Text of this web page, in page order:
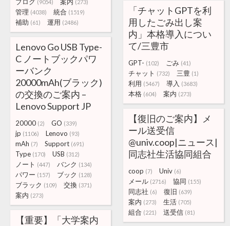
(9054) (273)
管理 (4038) 統合 (1519)
補助 (61) 運用 (2486)
「チャットGPTを利
用したごみ出し案
内」本格導入につい
て/三豊市
GPT- (102) ごみ (41)
チャット (732) 三豊 (1)
利用 (5467) 導入 (3683)
本格 (604) 案内 (273)
Lenovo Go USB Type-
C ノートブックパワ
ーバンク
20000mAh(ブラック)
の交換のご案内 –
Lenovo Support JP
20000 (2) GO (339)
jp (1106) Lenovo (93)
mAh (7) Support (691)
Type (170) USB (312)
ノート (447) バンク (134)
パワー (157) ブック (128)
ブラック (109) 交換 (371)
案内 (273)
【復旧のご案内】メ
ール送受信
@univ.coop|ニュース|
同志社生活協同組合
coop (7) Univ (6)
メール (2716) 協同 (155)
同志社 (6) 復旧 (639)
案内 (273) 生活 (705)
組合 (221) 送受信 (81)
【重要】「大学案内